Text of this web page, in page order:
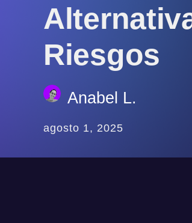
Riesgos
Anabel L.
agosto 1, 2025